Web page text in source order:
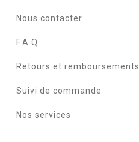
Nous contacter
F.A.Q
Retours et remboursements
Suivi de commande
Nos services